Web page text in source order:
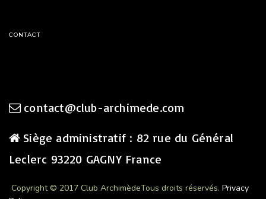
CONTACT
contact@club-archimede.com
Siège administratif : 82 rue du Général
Leclerc 93220 GAGNY France
Copyright © 2017 Club ArchimèdeTous droits réservés. Privacy